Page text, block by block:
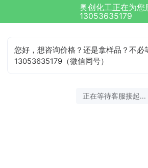
奥创化工正在为您
13053635179
您好，想咨询价格？还是拿样品？不必
13053635179（微信同号）
正在等待客服接起...